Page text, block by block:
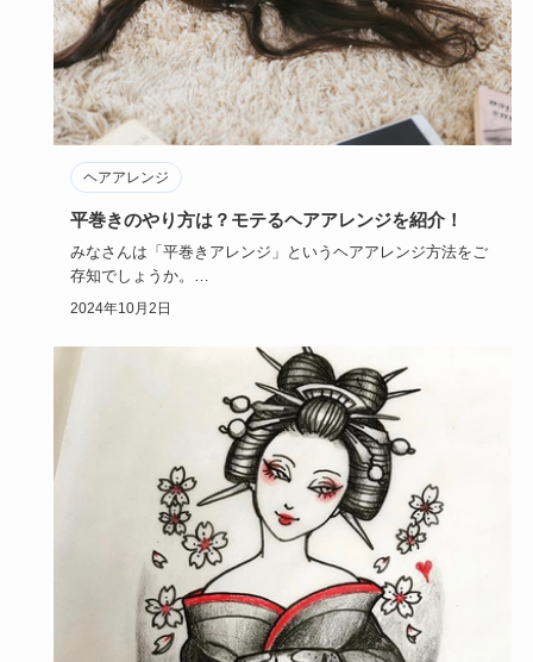
ヘアアレンジ
平巻きのやり方は？モテるヘアアレンジを紹介！
みなさんは「平巻きアレンジ」というヘアアレンジ方法をご
存知でしょうか。
巻き髪アレンジの中では、この平巻きアレンジが一番…
2024年10月2日